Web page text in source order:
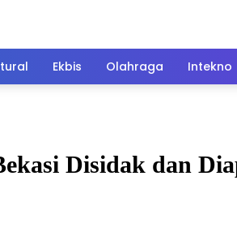
Ekbis Olahraga Intekno
Disidak dan